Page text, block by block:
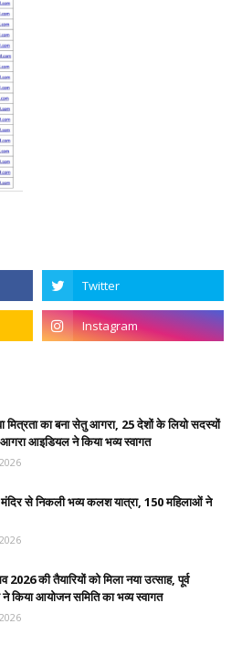
मित्रता का बना सेतु आगरा, 25 देशों के लियो सदस्यों
आइडियल ने किया भव्य स्वागत
मंदिर से निकली भव्य कलश यात्रा, 150 महिलाओं ने
2026 की तैयारियों को मिला नया उत्साह, पूर्व
किया आयोजन समिति का भव्य स्वागत